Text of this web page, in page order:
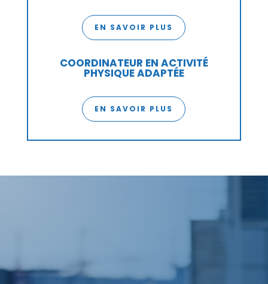
EN SAVOIR PLUS
COORDINATEUR EN ACTIVITÉ
PHYSIQUE ADAPTÉE
EN SAVOIR PLUS